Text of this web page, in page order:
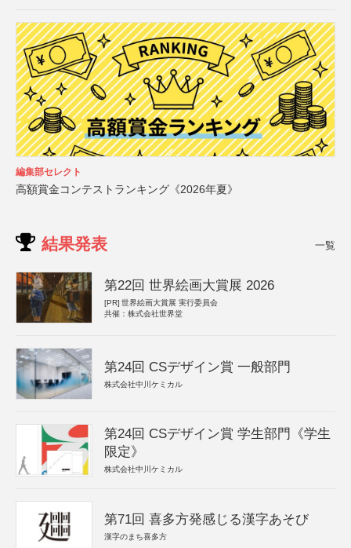
編集部セレクト
高額賞金コンテストランキング《2026年夏》
結果発表 一覧
第22回 世界絵画大賞展 2026
[PR] 世界絵画大賞展 実行委員会
共催：株式会社世界堂
第24回 CSデザイン賞 一般部門
株式会社中川ケミカル
第24回 CSデザイン賞 学生部門《学生
限定》
株式会社中川ケミカル
第71回 喜多方発感じる漢字あそび
漢字のまち喜多方